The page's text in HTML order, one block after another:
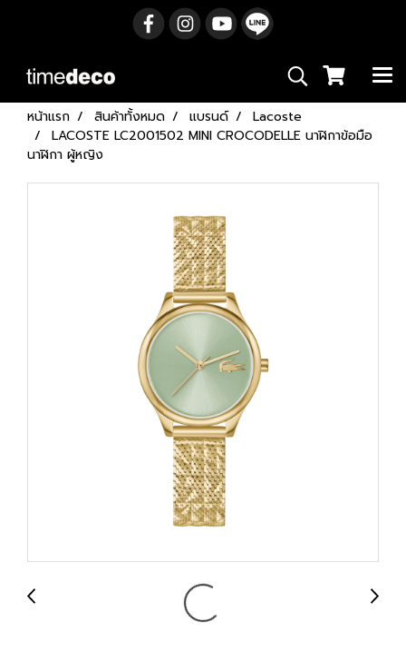
หน้าแรก สินค้าทั้งหมด แบรนด์
Lacoste
LACOSTE LC2001502 MINI CROCODELLE นาฬิกาข้อมือ
นาฬิกา ผู้หญิง